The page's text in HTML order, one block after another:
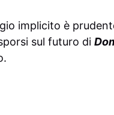
implicito è
sul futuro di